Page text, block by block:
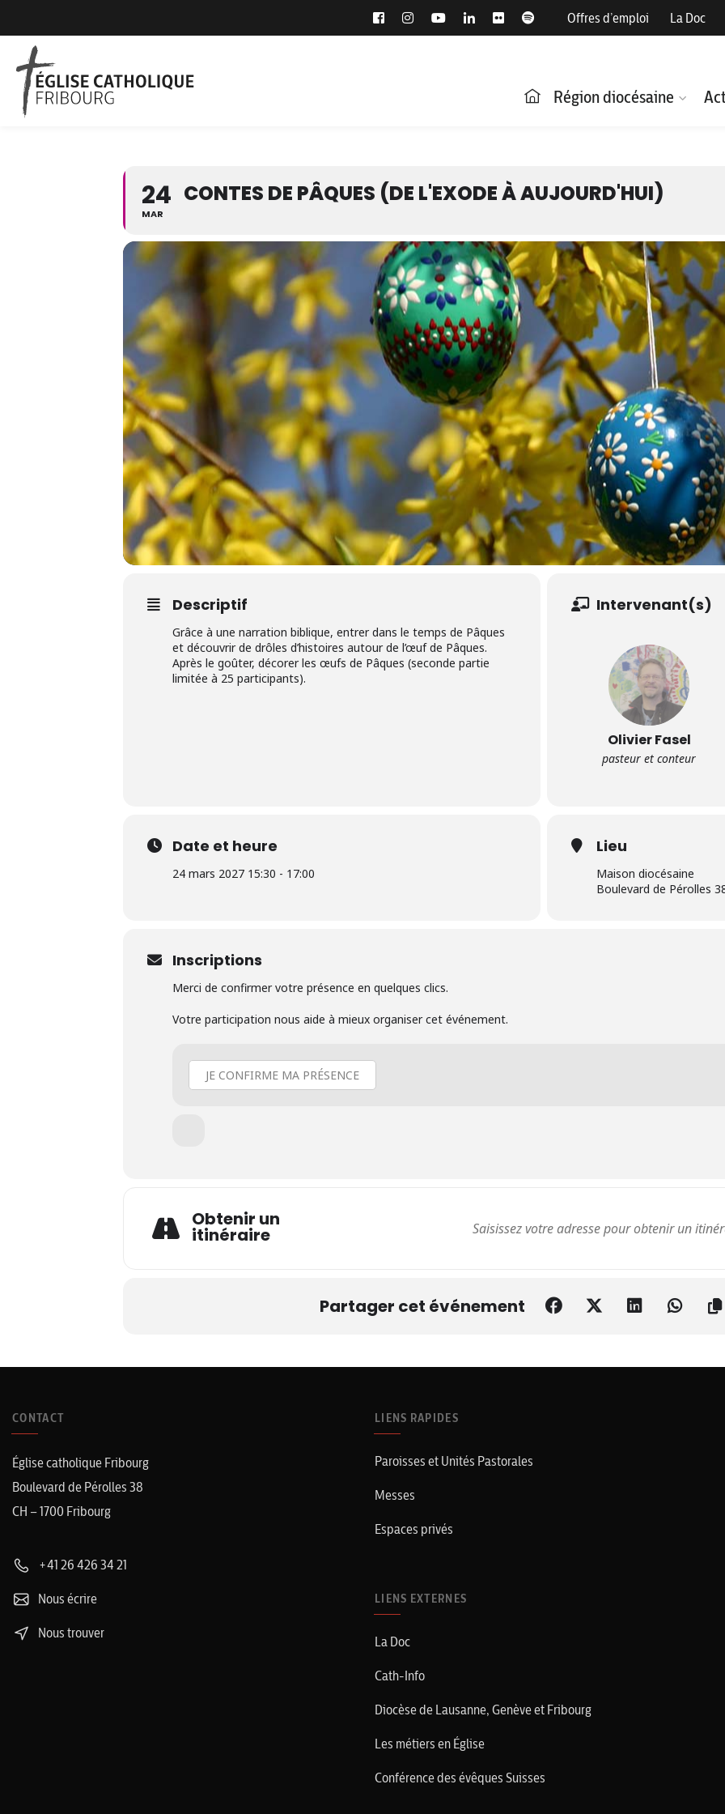
Offres d’emploi La Doc
Région diocésaine
24
MAR
CONTES DE PÂQUES (DE L'EXODE À AUJOURD'HUI)
Descriptif
Grâce à une narration biblique, entrer dans le temps de Pâques
et découvrir de drôles d’histoires autour de l’œuf de Pâques.
Après le goûter, décorer les œufs de Pâques (seconde partie
limitée à 25 participants).
Intervenant(s)
Olivier Fasel
pasteur et conteur
Date et heure
24 mars 2027 15:30 - 17:00
Lieu
Maison diocésaine
Boulevard de Pérolles
Inscriptions
Merci de confirmer votre présence en quelques clics.
Votre participation nous aide à mieux organiser cet événement.
JE CONFIRME MA PRÉSENCE
Obtenir un
itinéraire
Partager cet événement
CONTACT
Église catholique Fribourg
Boulevard de Pérolles 38
CH – 1700 Fribourg
+41 26 426 34 21
Nous écrire
Nous trouver
LIENS RAPIDES
Paroisses et Unités Pastorales
Messes
Espaces privés
LIENS EXTERNES
La Doc
Cath-Info
Diocèse de Lausanne, Genève et Fribourg
Les métiers en Église
Conférence des évêques Suisses